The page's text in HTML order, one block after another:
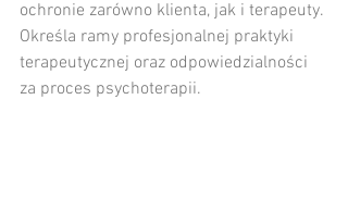
ochronie zarówno klienta, jak i terapeuty.
Określa ramy profesjonalnej praktyki
terapeutycznej oraz odpowiedzialności
za proces psychoterapii.